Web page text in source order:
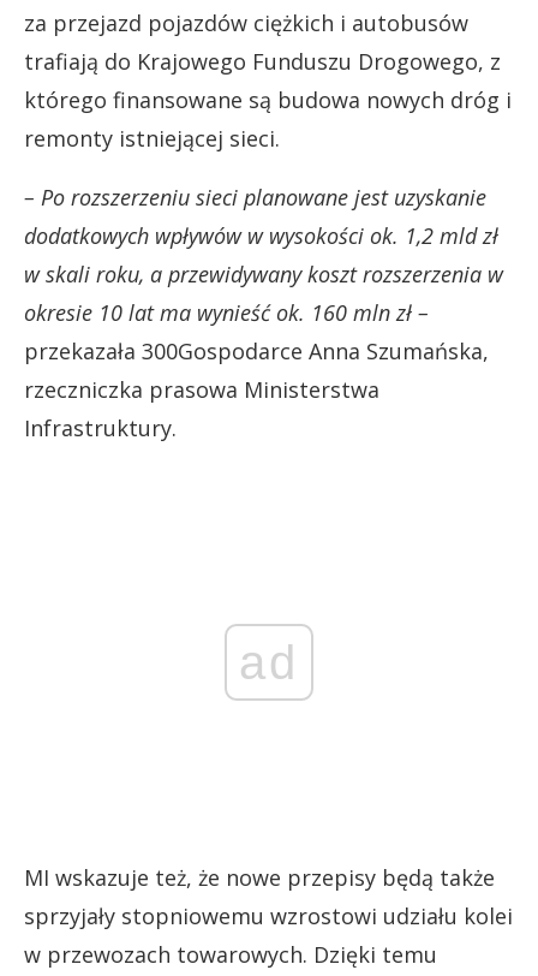
za przejazd pojazdów ciężkich i autobusów
trafiają do Krajowego Funduszu Drogowego, z
którego finansowane są budowa nowych dróg i
remonty istniejącej sieci.
– Po rozszerzeniu sieci planowane jest uzyskanie
dodatkowych wpływów w wysokości ok. 1,2 mld zł
w skali roku, a przewidywany koszt rozszerzenia w
okresie 10 lat ma wynieść ok. 160 mln zł –
przekazała 300Gospodarce Anna Szumańska,
rzeczniczka prasowa Ministerstwa
Infrastruktury.
ad
MI wskazuje też, że nowe przepisy będą także
sprzyjały stopniowemu wzrostowi udziału kolei
w przewozach towarowych. Dzięki temu